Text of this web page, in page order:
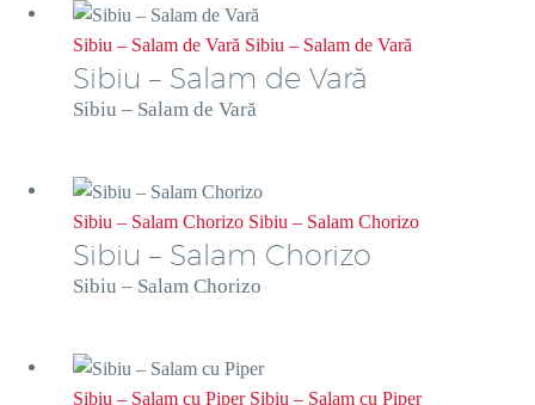
Sibiu – Salam de Vară Sibiu – Salam de Vară
Sibiu – Salam de Vară
Sibiu – Salam de Vară
Sibiu – Salam Chorizo Sibiu – Salam Chorizo
Sibiu – Salam Chorizo
Sibiu – Salam Chorizo
Sibiu – Salam cu Piper Sibiu – Salam cu Piper